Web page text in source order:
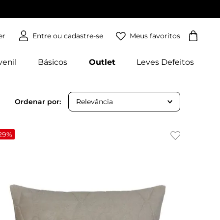
Meus favoritos
Básicos Outlet Leves Defeitos
Relevância